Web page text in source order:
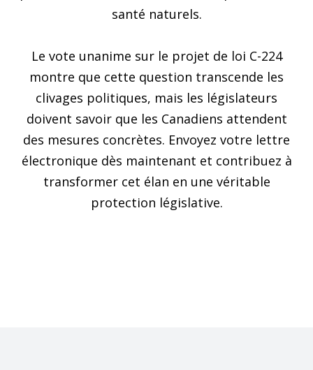
santé naturels.
Le vote unanime sur le projet de loi C-224
montre que cette question transcende les
clivages politiques, mais les législateurs
doivent savoir que les Canadiens attendent
des mesures concrètes. Envoyez votre lettre
électronique dès maintenant et contribuez à
transformer cet élan en une véritable
protection législative.